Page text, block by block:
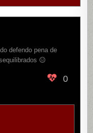
defendo pena de
😑
0